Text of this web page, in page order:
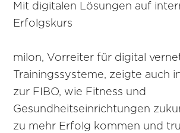
Mit digitalen Lösungen auf
Erfolgskurs
milon, Vorreiter für digital
Trainingssysteme, zeigte auch
zur FIBO, wie Fitness und
Gesundheitseinrichtungen
zu mehr Erfolg kommen und